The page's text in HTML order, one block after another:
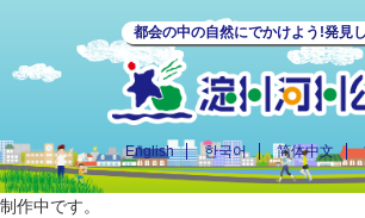
都会の中の自然にでかけよう!発見
English 한국어 简体中文
制作中です。